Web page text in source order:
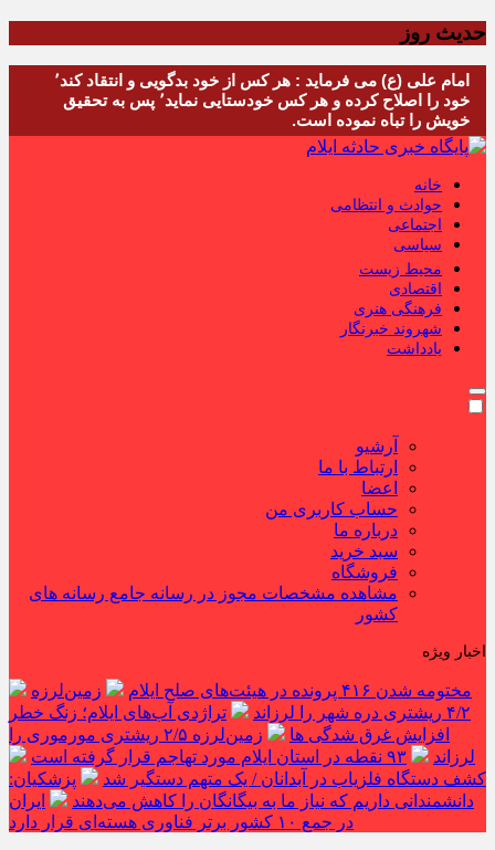
حدیث روز
امام علی (ع) می فرماید : هر کس از خود بدگویی و انتقاد کند٬
خود را اصلاح کرده و هر کس خودستایی نماید٬ پس به تحقیق
خویش را تباه نموده است.
خانه
حوادث و انتظامی
اجتماعی
سیاسی
محیط زیست
اقتصادی
فرهنگی هنری
شهروند خبرنگار
یادداشت
آرشیو
ارتباط با ما
اعضا
حساب کاربری من
درباره ما
سبد خرید
فروشگاه
مشاهده مشخصات مجوز در رسانه جامع رسانه های
کشور
اخبار ویژه
مختومه شدن ۴۱۶ پرونده در هیئت‌های صلح ایلام
زمین‌لرزه
۴/۲ ریشتری دره شهر را لرزاند
تراژدی آب‌های ایلام؛ زنگ خطر
افزایش غرق شدگی ها
زمین‌لرزه ۲/۵ ریشتری مورموری را
لرزاند
۹۳ نقطه در استان ایلام مورد تهاجم قرار گرفته است
کشف دستگاه فلزیاب در آبدانان / یک متهم دستگیر شد
پزشکیان:
دانشمندانی داریم که نیاز ما به بیگانگان را کاهش می‌دهند
ایران
در جمع ۱۰ کشور برتر فناوری هسته‌ای قرار دارد